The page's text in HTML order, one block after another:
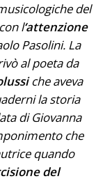
del
l‘attenzione
Pasolini. La
al poeta da
che aveva
la storia
di Giovanna
che
quando
del